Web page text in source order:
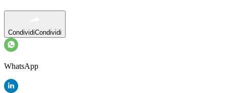
CondividiCondividi
WhatsApp